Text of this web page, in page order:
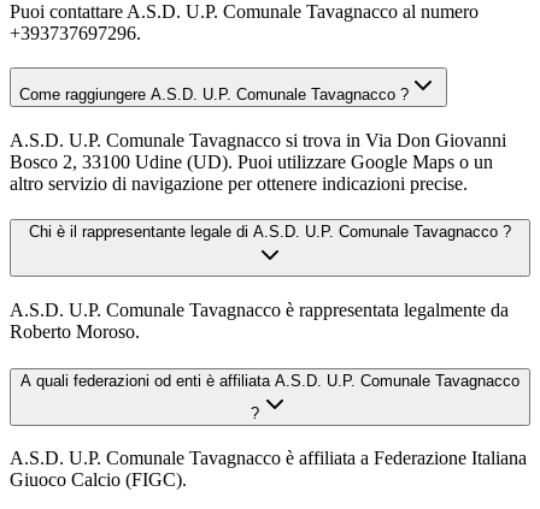
Puoi contattare A.S.D. U.P. Comunale Tavagnacco al numero
+393737697296.
Come raggiungere A.S.D. U.P. Comunale Tavagnacco ?
A.S.D. U.P. Comunale Tavagnacco si trova in Via Don Giovanni
Bosco 2, 33100 Udine (UD). Puoi utilizzare Google Maps o un
altro servizio di navigazione per ottenere indicazioni precise.
Chi è il rappresentante legale di A.S.D. U.P. Comunale Tavagnacco ?
A.S.D. U.P. Comunale Tavagnacco è rappresentata legalmente da
Roberto Moroso.
A quali federazioni od enti è affiliata A.S.D. U.P. Comunale Tavagnacco
?
A.S.D. U.P. Comunale Tavagnacco è affiliata a Federazione Italiana
Giuoco Calcio (FIGC).